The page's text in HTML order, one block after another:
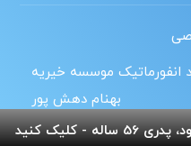
موسسه خیریه
بهنام دهش پور
- کلیک کنید